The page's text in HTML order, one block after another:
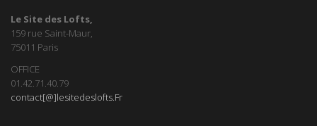
Le Site des Lofts,
159 rue Saint-Maur,
75011 Paris
OFFICE
01.42.71.40.79
contact[@]lesitedeslofts.Fr